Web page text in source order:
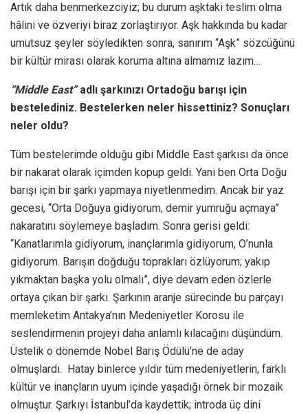
Artık daha benmerkezciyiz; bu durum aşktaki teslim olma
hâlini ve özveriyi biraz zorlaştırıyor. Aşk hakkında bu kadar
umutsuz şeyler söyledikten sonra, sanırım “Aşk” sözcüğünü
bir kültür mirası olarak koruma altına almamız lazım…
“Middle East”adlı şarkınızı Ortadoğu barışı için
bestelediniz. Bestelerken neler hissettiniz? Sonuçları
neler oldu?
Tüm bestelerimde olduğu gibi Middle East şarkısı da önce
bir nakarat olarak içimden kopup geldi. Yani ben Orta Doğu
barışı için bir şarkı yapmaya niyetlenmedim. Ancak bir yaz
gecesi, “Orta Doğuya gidiyorum, demir yumruğu açmaya”
nakaratını söylemeye başladım. Sonra gerisi geldi:
“Kanatlarımla gidiyorum, inançlarımla gidiyorum, O’nunla
gidiyorum. Barışın doğduğu toprakları özlüyorum; yakıp
yıkmaktan başka yolu olmalı”, diye devam eden özlerle
ortaya çıkan bir şarkı. Şarkının aranje sürecinde bu parçayı
memleketim Antakya’nın Medeniyetler Korosu ile
seslendirmenin projeyi daha anlamlı kılacağını düşündüm.
Üstelik o dönemde Nobel Barış Ödülü’ne de aday
olmuşlardı. Hatay binlerce yıldır tüm medeniyetlerin, farklı
kültür ve inançların uyum içinde yaşadığı örnek bir mozaik
olmuştur. Şarkıyı İstanbul’da kaydettik; introda üç dini